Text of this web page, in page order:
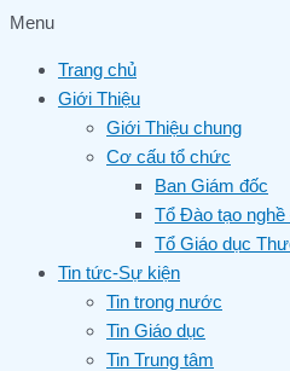
Menu
Trang chủ
Giới Thiệu
Giới Thiệu chung
Cơ cấu tổ chức
Ban Giám đốc
Tổ Đào tạo
Tổ Giáo dục
Tin tức-Sự kiện
Tin trong nước
Tin Giáo dục
Tin Trung tâm